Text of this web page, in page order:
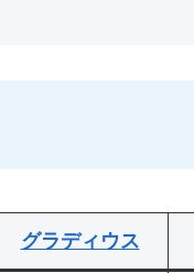
グラディウス